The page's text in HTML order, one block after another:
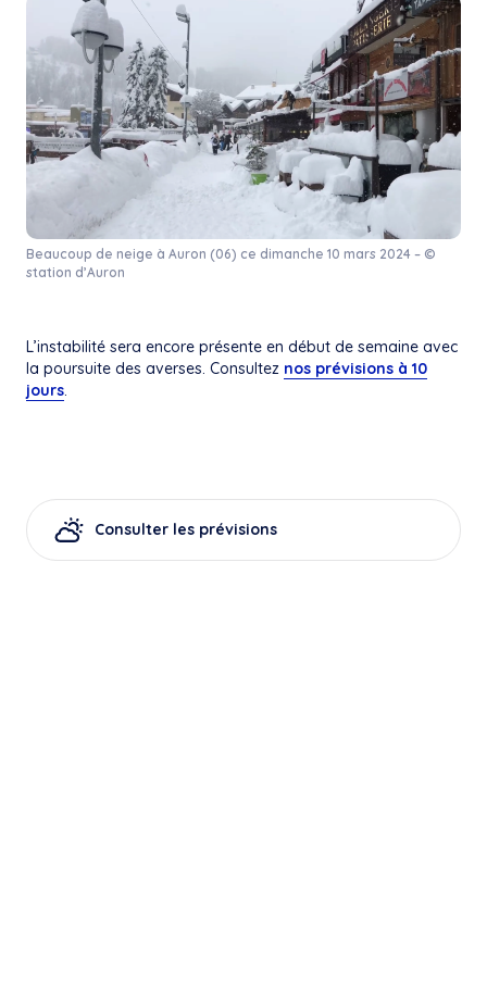
Beaucoup de neige à Auron (06) ce dimanche 10 mars 2024 – ©
station d’Auron
L’instabilité sera encore présente en début de semaine avec
la poursuite des averses. Consultez nos prévisions à 10
jours.
Consulter les prévisions